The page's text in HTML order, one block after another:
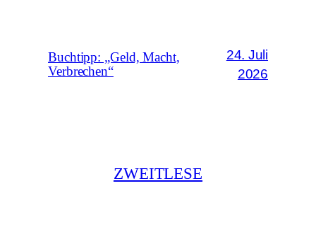
Buchtipp: „Geld, Macht,
Verbrechen“
24. Juli
2026
ZWEITLESE